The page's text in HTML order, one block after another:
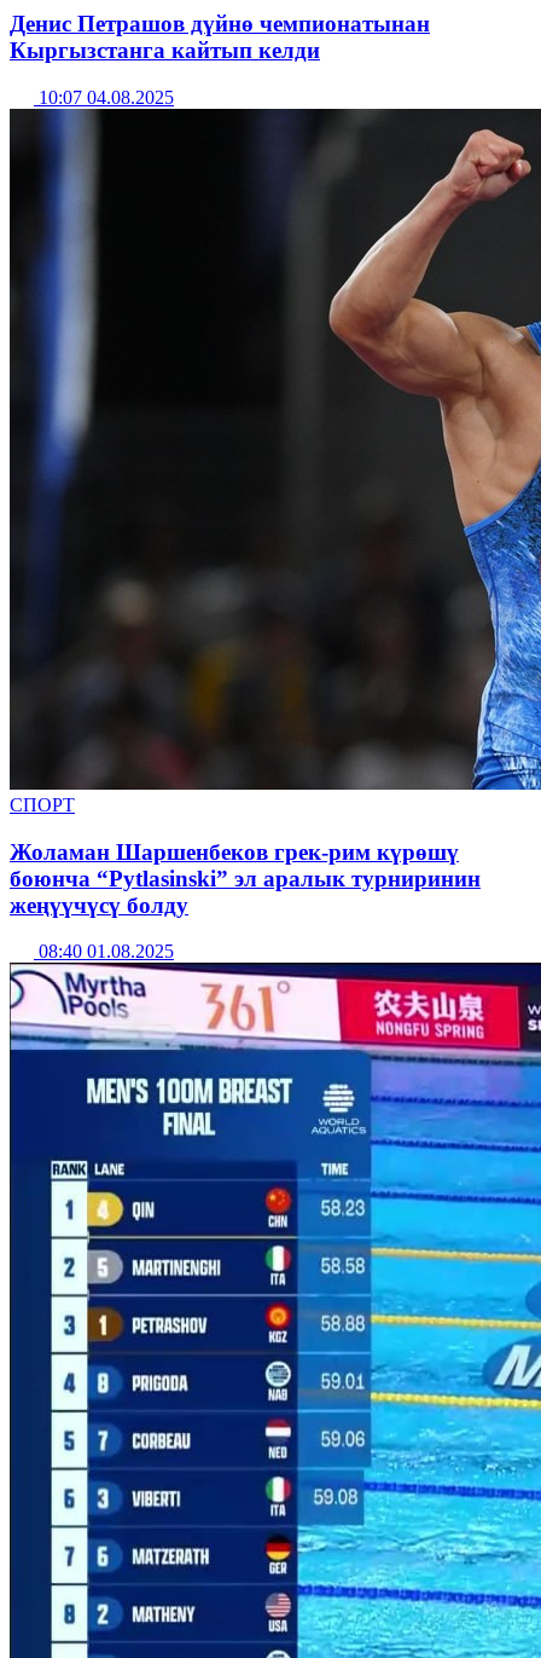
Денис Петрашов дүйнө чемпионатынан
Кыргызстанга кайтып келди
10:07 04.08.2025
СПОРТ
Жоламан Шаршенбеков грек-рим күрөшү
боюнча “Pytlasinski” эл аралык турниринин
жеңүүчүсү болду
08:40 01.08.2025